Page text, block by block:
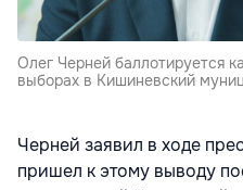
Олег Черней баллотируется
выборах в Кишиневский
Черней заявил в ходе
пришел к этому выводу